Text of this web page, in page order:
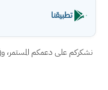
تطبيقنا
نشكركم على دعمكم المستمر،